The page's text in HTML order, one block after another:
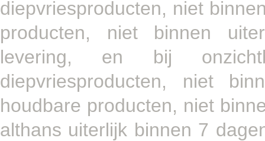
diepvriesproducten, niet
producten, niet binnen
levering, en bij
diepvriesproducten, niet
houdbare producten, niet
althans uiterlijk binnen 7